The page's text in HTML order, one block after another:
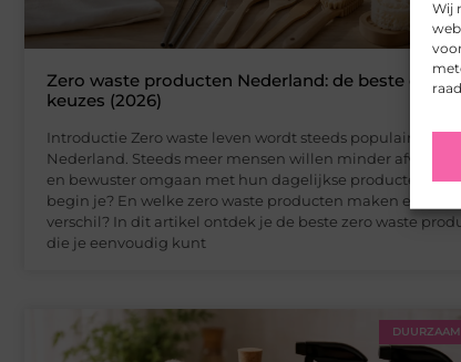
Wij
Zero waste producten Nederland: de beste
keuzes (2026)
Introductie Zero waste leven wordt steeds populairder in
Nederland. Steeds meer mensen willen minder afval
en bewuster omgaan met hun dagelijkse producten.
begin je? En welke zero waste producten maken echt een
verschil? In dit artikel ontdek je de beste zero waste
die je eenvoudig kunt